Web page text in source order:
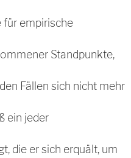
für empirische
Standpunkte,
Fällen sich nicht mehr
ein jeder
die er sich erquält, um